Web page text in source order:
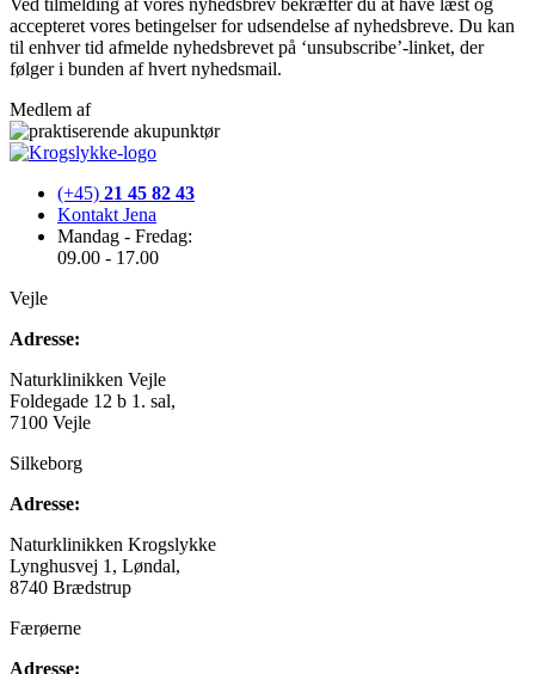
Ved tilmelding af vores nyhedsbrev bekræfter du at have læst og
accepteret vores betingelser for udsendelse af nyhedsbreve. Du kan
til enhver tid afmelde nyhedsbrevet på ‘unsubscribe’-linket, der
følger i bunden af hvert nyhedsmail.
Medlem af
(+45) 21 45 82 43
Kontakt Jena
Mandag - Fredag:
09.00 - 17.00
Vejle
Adresse:
Naturklinikken Vejle
Foldegade 12 b 1. sal,
7100 Vejle
Silkeborg
Adresse:
Naturklinikken Krogslykke
Lynghusvej 1, Løndal,
8740 Brædstrup
Færøerne
Adresse: